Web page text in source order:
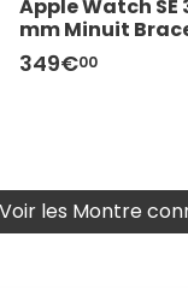
Apple Watch SE
mm Minuit
Minuit M/L
349€00
Voir les Montre